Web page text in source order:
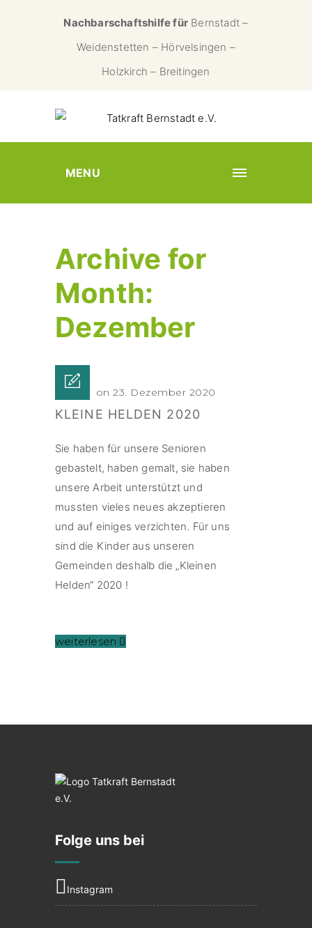
Nachbarschaftshilfe für Bernstadt –
Weidenstetten – Hörvelsingen –
Holzkirch – Breitingen
MENU
Archive for
Month:
Dezember
Posted on 23. Dezember 2020
KLEINE HELDEN 2020
Sie haben für unsere Senioren
gebastelt, haben gemalt, sie haben
unsere Arbeit unterstützt und
mussten vieles neues akzeptieren
und auf einiges verzichten. Für uns
sind die Kinder aus unseren
Gemeinden deshalb die „Kleinen
Helden“ 2020 !
weiterlesen
Folge uns bei
Instagram